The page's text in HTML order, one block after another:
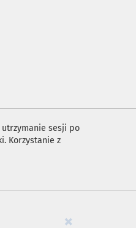
sesji po
Korzystanie z
×